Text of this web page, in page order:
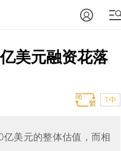
美元融资花落
T中
美元的整体估值，而相